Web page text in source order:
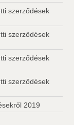
szerződések
szerződések
szerződések
szerződések
2019